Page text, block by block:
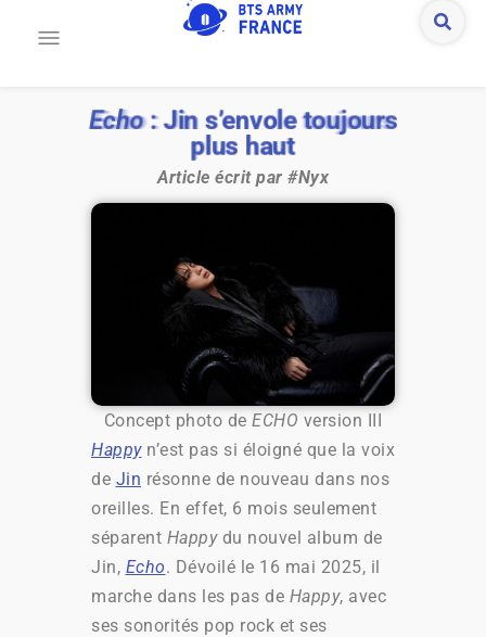
Echo: Jin s’envole toujours
plus haut
Echo: Jin s’envole toujours
plus haut
Echo: Jin s’envole toujours
plus haut
Echo: Jin s’envole toujours
plus haut
Article écrit par #Nyx
Happyn’est pas si éloigné que la voix
de Jin résonne de nouveau dans nos
oreilles. En effet, 6 mois seulement
séparent Happydu nouvel album de
Jin, Echo. Dévoilé le 16 mai 2025, il
marche dans les pas de Happy, avec
ses sonorités pop rock et ses
Concept photo deECHO version III